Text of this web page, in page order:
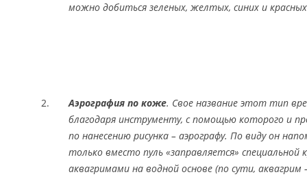
можно добиться зеленых, желтых, синих и
Аэрография по коже. Свое название этот тип
благодаря инструменту, с помощью которого и
по нанесению рисунка – аэрографу. По виду он
только вместо пуль «заправляется» специальной
аквагримами на водной основе (по сути,